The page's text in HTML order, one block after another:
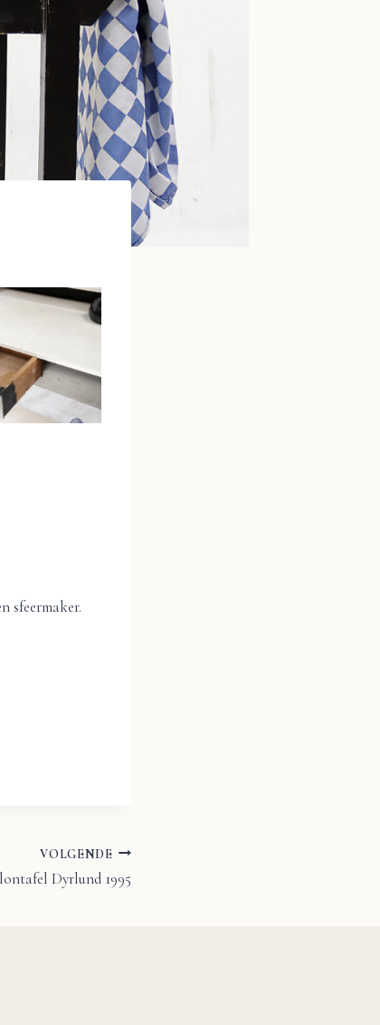
sfeermaker.
VOLGENDE
Dyrlund 1995